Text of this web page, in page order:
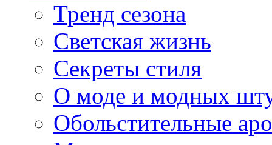
Тренд сезона
Светская жизнь
Секреты стиля
О моде и модных
Обольстительные